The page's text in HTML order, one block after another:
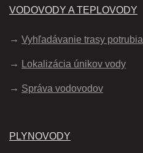
VODOVODY A TEPLOVODY
Vyhľadávanie trasy potrubia
Lokalizácia únikov vody
Správa vodovodov
PLYNOVODY